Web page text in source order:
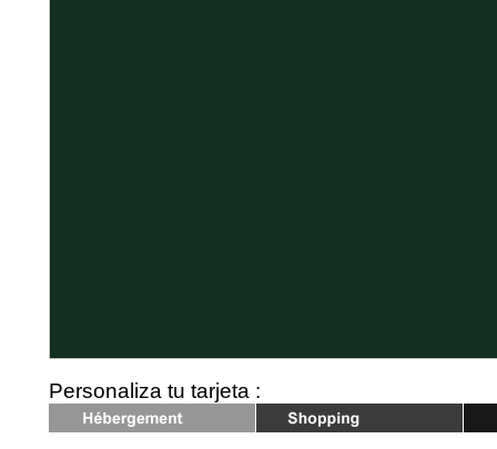
Personaliza tu tarjeta :
Shopping Loisirs